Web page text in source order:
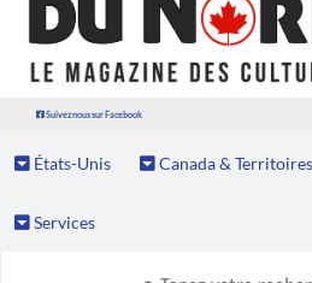
Suivez nous sur Facebook
États-Unis Canada & Territoires
Services